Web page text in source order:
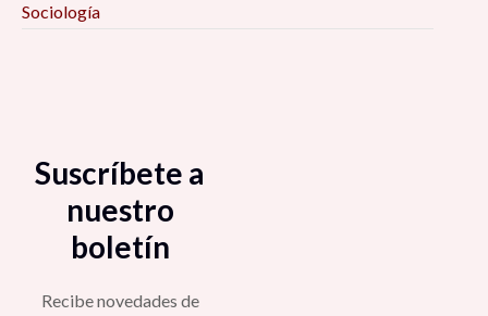
Sociología
Suscríbete a
nuestro
boletín
Recibe novedades de